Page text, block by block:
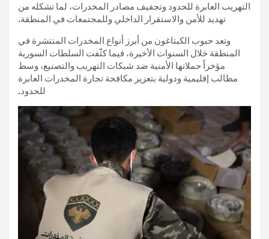
التهريب العابرة للحدود وتجفيف مصادر المخدرات، لما تشكله من
تهديد للأمن والاستقرار الداخلي وللمجتمعات في المنطقة.
وتعد حبوب الكبتاغون من أبرز أنواع المخدرات المنتشرة في
المنطقة خلال السنوات الأخيرة، فيما كثّفت السلطات السورية
مؤخراً حملاتها الأمنية ضد شبكات التهريب والتصنيع، وسط
مطالب إقليمية ودولية بتعزيز مكافحة تجارة المخدرات العابرة
للحدود.